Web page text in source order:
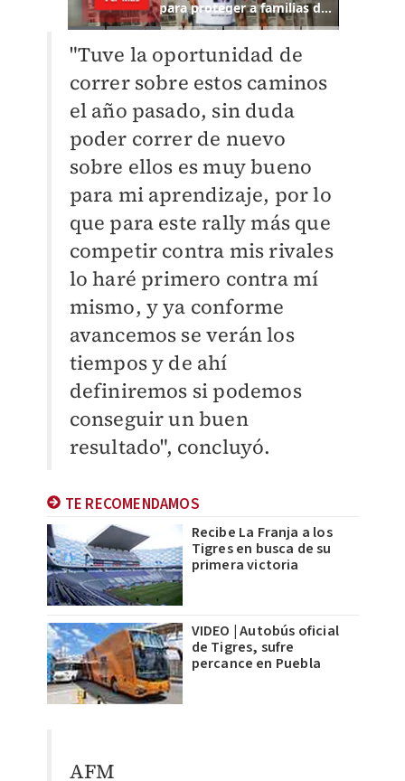
"Tuve la oportunidad de
correr sobre estos caminos
el año pasado, sin duda
poder correr de nuevo
sobre ellos es muy bueno
para mi aprendizaje, por lo
que para este rally más que
competir contra mis rivales
lo haré primero contra mí
mismo, y ya conforme
avancemos se verán los
tiempos y de ahí
definiremos si podemos
conseguir un buen
resultado", concluyó.
TE RECOMENDAMOS
Recibe La Franja a los
Tigres en busca de su
primera victoria
VIDEO | Autobús oficial
de Tigres, sufre
percance en Puebla
AFM